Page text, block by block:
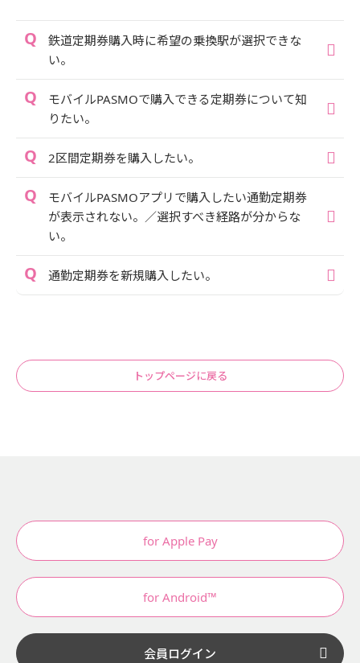
鉄道定期券購入時に希望の乗換駅が選択できな
い。
モバイルPASMOで購入できる定期券について知
りたい。
2区間定期券を購入したい。
モバイルPASMOアプリで購入したい通勤定期券
が表示されない。／選択すべき経路が分からな
い。
通勤定期券を新規購入したい。
トップページに戻る
for Apple Pay
for Android™
会員ログイン